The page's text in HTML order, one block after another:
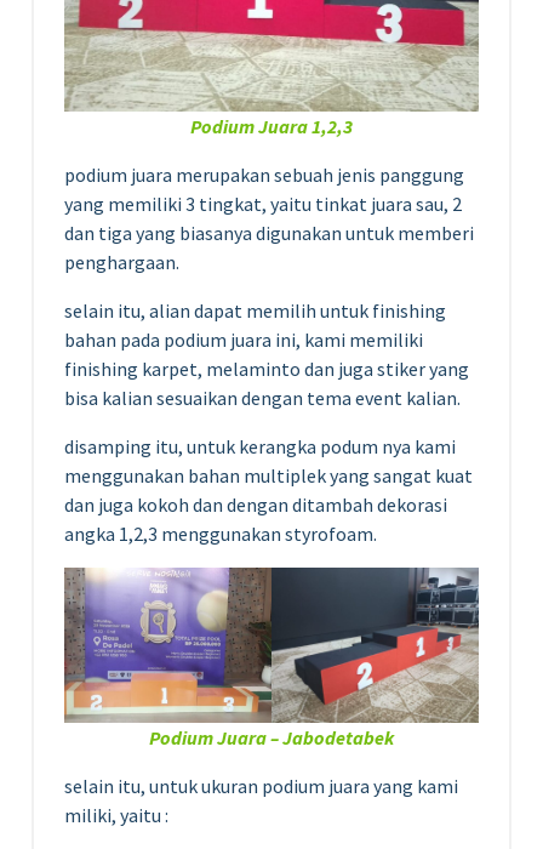
Podium Juara 1,2,3
podium juara merupakan sebuah jenis panggung
yang memiliki 3 tingkat, yaitu tinkat juara sau, 2
dan tiga yang biasanya digunakan untuk memberi
penghargaan.
selain itu, alian dapat memilih untuk finishing
bahan pada podium juara ini, kami memiliki
finishing karpet, melaminto dan juga stiker yang
bisa kalian sesuaikan dengan tema event kalian.
disamping itu, untuk kerangka podum nya kami
menggunakan bahan multiplek yang sangat kuat
dan juga kokoh dan dengan ditambah dekorasi
angka 1,2,3 menggunakan styrofoam.
Podium Juara – Jabodetabek
selain itu, untuk ukuran podium juara yang kami
miliki, yaitu :